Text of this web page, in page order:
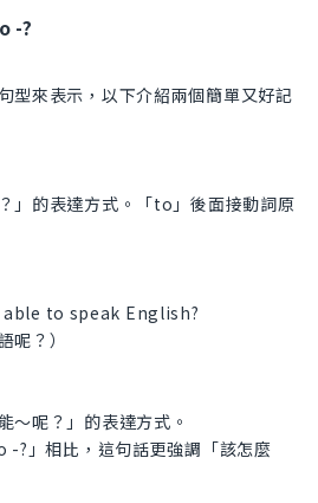
-?
型來表示，以下介紹兩個簡單又好記
」的表達方式。「to」後面接動詞原
to speak English?
呢？）
～呢？」的表達方式。
」相比，這句話更強調「該怎麼